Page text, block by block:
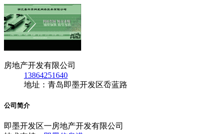
房地产开发有限公司
13864251640
地址：青岛即墨开发区岙蓝路
公司简介
即墨开发区一房地产开发有限公司